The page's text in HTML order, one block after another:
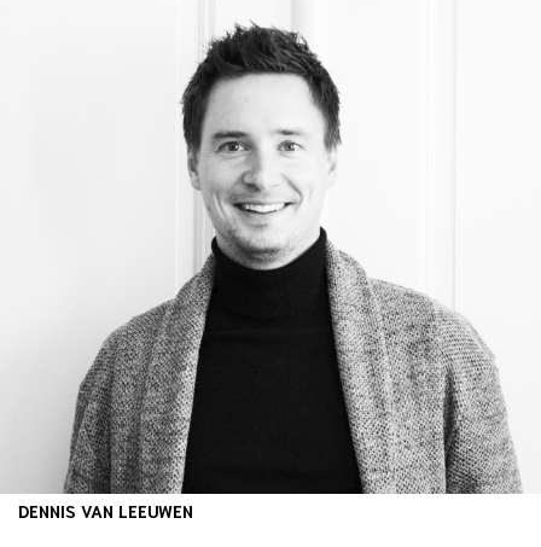
DENNIS VAN LEEUWEN